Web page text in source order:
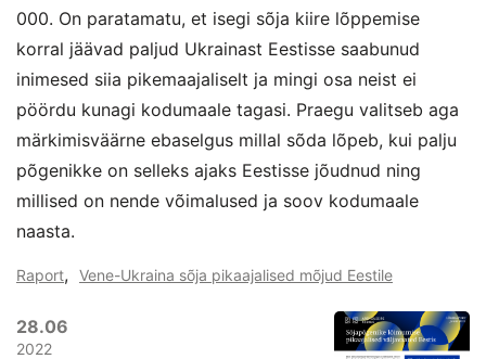
000. On paratamatu, et isegi sõja kiire lõppemise
korral jäävad paljud Ukrainast Eestisse saabunud
inimesed siia pikemaajaliselt ja mingi osa neist ei
pöördu kunagi kodumaale tagasi. Praegu valitseb aga
märkimisväärne ebaselgus millal sõda lõpeb, kui palju
põgenikke on selleks ajaks Eestisse jõudnud ning
millised on nende võimalused ja soov kodumaale
naasta.
Raport, Vene-Ukraina sõja pikaajalised mõjud Eestile
28.06
2022